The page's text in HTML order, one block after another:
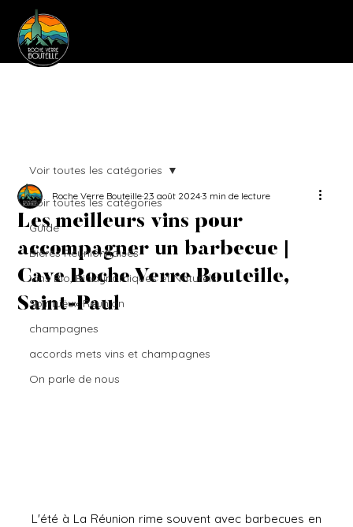
Voir toutes les catégories
Guide
Bières Réunionnaises
Vins Bio, Biodynamiques et Naturels
Spiritueux Réunion
champagnes
accords mets vins et champagnes
On parle de nous
Voir toutes les catégories
Les meilleurs vins pour
accompagner un barbecue |
Cave Roche Verre Bouteille,
Saint-Paul
Roche Verre Bouteille23 août 20243 min de lecture
L'été à La Réunion rime souvent avec barbecues en